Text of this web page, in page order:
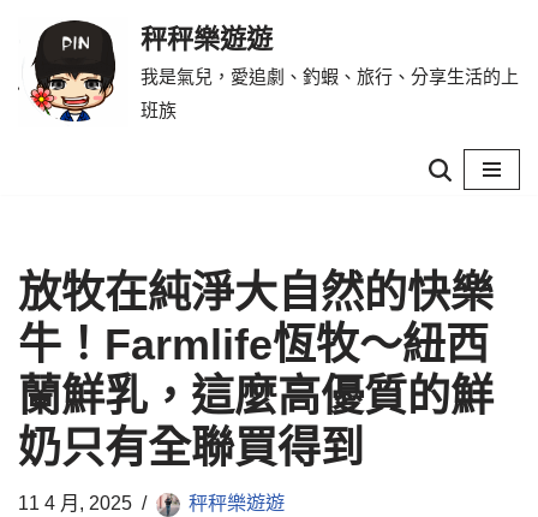
Skip
to
秤秤樂遊遊
我是氣兒，愛追劇、釣蝦、旅行、分享生活的上
班族
放牧在純淨大自然的快樂
牛！Farmlife恆牧～紐西
蘭鮮乳，這麼高優質的鮮
奶只有全聯買得到
11 4 月, 2025 秤秤樂遊遊